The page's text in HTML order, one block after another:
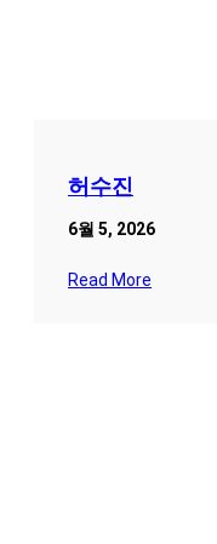
허수진
6월 5, 2026
Read More